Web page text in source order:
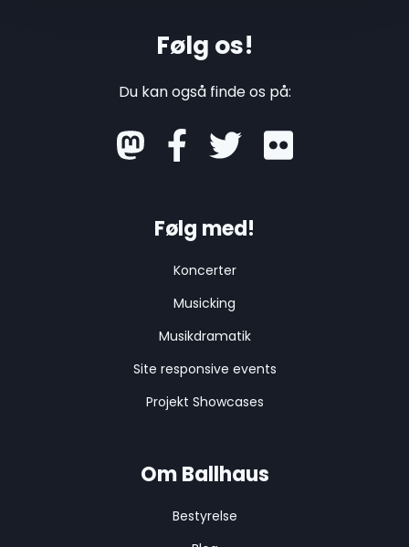
Følg os!
Du kan også finde os på:
mastodon
Følg med!
Koncerter
Musicking
Musikdramatik
Site responsive events
Projekt Showcases
Om Ballhaus
Bestyrelse